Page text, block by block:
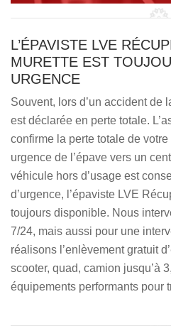
L’ÉPAVISTE LVE
MURETTE EST
URGENCE
Souvent, lors d’un accident de
est déclarée en perte totale.
confirme la perte totale de votre
urgence de l’épave vers un
véhicule hors d’usage est
d’urgence, l’épaviste LVE
toujours disponible. Nous
7/24, mais aussi pour une
réalisons l’enlèvement gratuit
scooter, quad, camion jusqu’à
équipements performants pour